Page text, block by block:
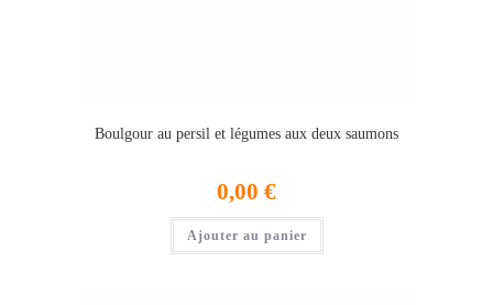
Boulgour au persil et légumes aux deux saumons
0,00 €
Ajouter au panier